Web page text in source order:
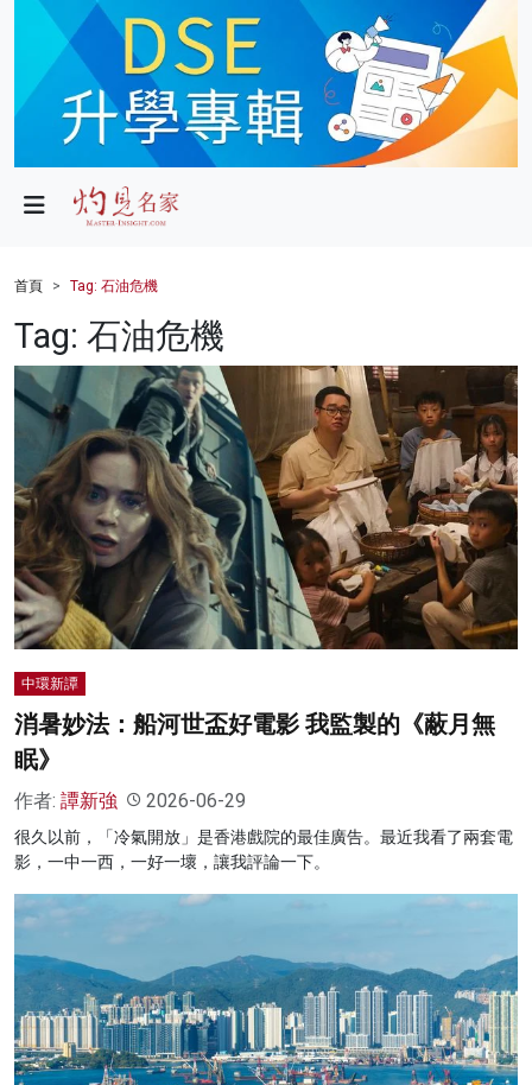
政局
財經
健康
商業
科技
影片
名家榜
灼見活動
首頁 Tag: 石油危機
Tag: 石油危機
中環新譚
消暑妙法：船河世盃好電影 我監製的《蔽月無
眠》
作者: 譚新強 2026-06-29
很久以前，「冷氣開放」是香港戲院的最佳廣告。最近我看了兩套電
影，一中一西，一好一壞，讓我評論一下。